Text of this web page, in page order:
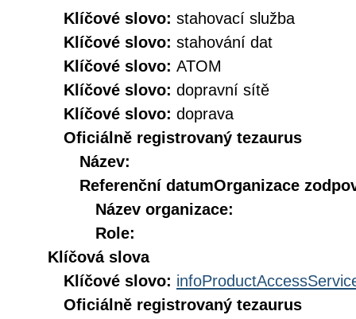
Klíčové slovo: stahovací služba
Klíčové slovo: stahování dat
Klíčové slovo: ATOM
Klíčové slovo: dopravní sítě
Klíčové slovo: doprava
Oficiálně registrovaný tezaurus
Název:
Referenční datumOrganizace
Název organizace:
Role:
Klíčová slova
Klíčové slovo:
Oficiálně registrovaný tezaurus